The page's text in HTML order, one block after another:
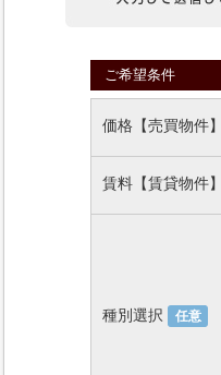
ご希望条件
価格【売買物件】
賃料【賃貸物件】
種別選択 任意